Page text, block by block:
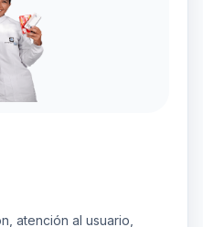
atención al usuario,